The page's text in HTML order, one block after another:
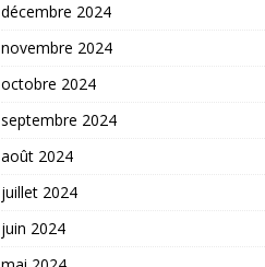
décembre 2024
novembre 2024
octobre 2024
septembre 2024
août 2024
juillet 2024
juin 2024